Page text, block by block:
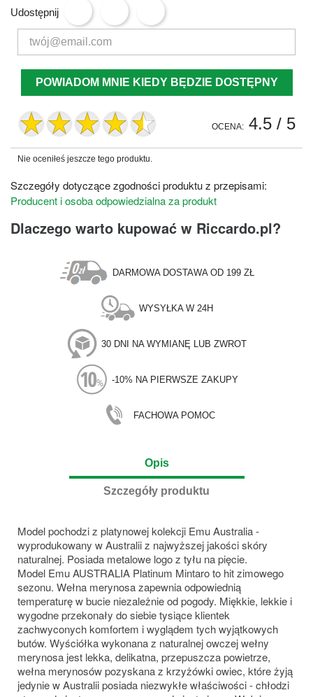
Udostępnij
POWIADOM MNIE KIEDY BĘDZIE DOSTĘPNY
OCENA: 4.5 / 5
Nie oceniłeś jeszcze tego produktu.
Szczegóły dotyczące zgodności produktu z przepisami:
Producent i osoba odpowiedzialna za produkt
Dlaczego warto kupować w Riccardo.pl?
DARMOWA DOSTAWA OD 199 ZŁ
WYSYŁKA W 24H
30 DNI NA WYMIANĘ LUB ZWROT
-10% NA PIERWSZE ZAKUPY
FACHOWA POMOC
Opis
Szczegóły produktu
Model pochodzi z platynowej kolekcji Emu Australia -
wyprodukowany w Australii z najwyższej jakości skóry
naturalnej. Posiada metalowe logo z tyłu na pięcie.
Model Emu AUSTRALIA Platinum Mintaro to hit zimowego
sezonu. Wełna merynosa zapewnia odpowiednią
temperaturę w bucie niezależnie od pogody. Miękkie, lekkie i
wygodne przekonały do siebie tysiące klientek
zachwyconych komfortem i wyglądem tych wyjątkowych
butów. Wyściółka wykonana z naturalnej owczej wełny
merynosa jest lekka, delikatna, przepuszcza powietrze,
wełna merynosów pozyskana z krzyżówki owiec, które żyją
jedynie w Australii posiada niezwykłe właściwości - chłodzi